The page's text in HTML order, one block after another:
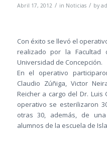
Abril 17, 2012 / in Noticias / by
Con éxito se llevó el
realizado por la Facultad
Universidad de Concepción.
En el operativo
Claudio Zúñiga, Victor
Reicher a cargo del Dr.
operativo se esterilizaron
otras 30, además, de
alumnos de la escuela de